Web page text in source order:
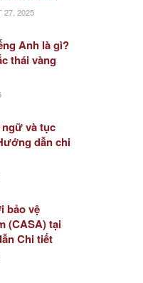
27, 2025
Anh là gì?
thái vàng
và tục
dẫn chi
bảo vệ
(CASA) tại
Chi tiết